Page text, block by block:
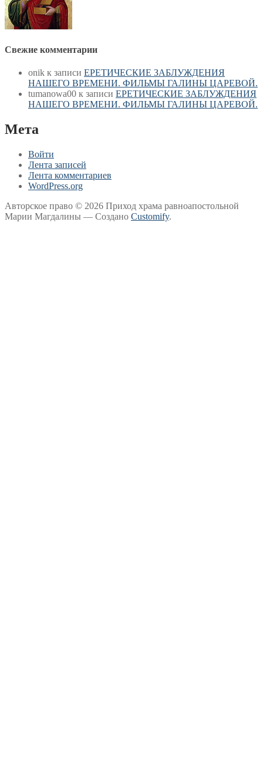
Свежие комментарии
onik к записи ЕРЕТИЧЕСКИЕ ЗАБЛУЖДЕНИЯ
НАШЕГО ВРЕМЕНИ. ФИЛЬМЫ ГАЛИНЫ ЦАРЕВОЙ.
tumanowa00 к записи ЕРЕТИЧЕСКИЕ ЗАБЛУЖДЕНИЯ
НАШЕГО ВРЕМЕНИ. ФИЛЬМЫ ГАЛИНЫ ЦАРЕВОЙ.
Мета
Войти
Лента записей
Лента комментариев
WordPress.org
Авторское право © 2026 Приход храма равноапостольной
Марии Магдалины — Создано Customify.